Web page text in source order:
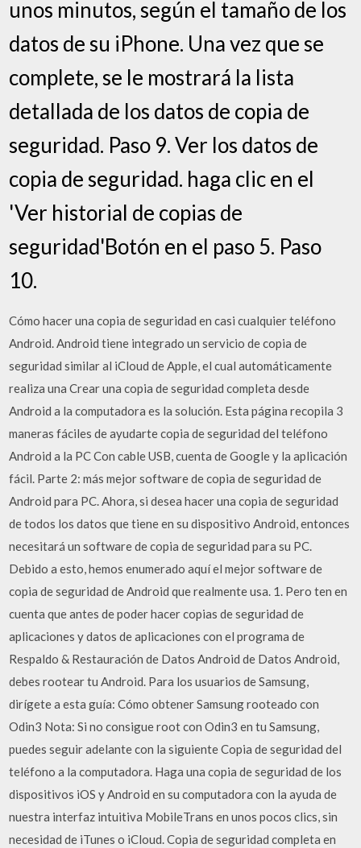
unos minutos, según el tamaño de los
datos de su iPhone. Una vez que se
complete, se le mostrará la lista
detallada de los datos de copia de
seguridad. Paso 9. Ver los datos de
copia de seguridad. haga clic en el
'Ver historial de copias de
seguridad'Botón en el paso 5. Paso
10.
Cómo hacer una copia de seguridad en casi cualquier teléfono
Android. Android tiene integrado un servicio de copia de
seguridad similar al iCloud de Apple, el cual automáticamente
realiza una Crear una copia de seguridad completa desde
Android a la computadora es la solución. Esta página recopila 3
maneras fáciles de ayudarte copia de seguridad del teléfono
Android a la PC Con cable USB, cuenta de Google y la aplicación
fácil. Parte 2: más mejor software de copia de seguridad de
Android para PC. Ahora, si desea hacer una copia de seguridad
de todos los datos que tiene en su dispositivo Android, entonces
necesitará un software de copia de seguridad para su PC.
Debido a esto, hemos enumerado aquí el mejor software de
copia de seguridad de Android que realmente usa. 1. Pero ten en
cuenta que antes de poder hacer copias de seguridad de
aplicaciones y datos de aplicaciones con el programa de
Respaldo & Restauración de Datos Android de Datos Android,
debes rootear tu Android. Para los usuarios de Samsung,
dirígete a esta guía: Cómo obtener Samsung rooteado con
Odin3 Nota: Si no consigue root con Odin3 en tu Samsung,
puedes seguir adelante con la siguiente Copia de seguridad del
teléfono a la computadora. Haga una copia de seguridad de los
dispositivos iOS y Android en su computadora con la ayuda de
nuestra interfaz intuitiva MobileTrans en unos pocos clics, sin
necesidad de iTunes o iCloud. Copia de seguridad completa en